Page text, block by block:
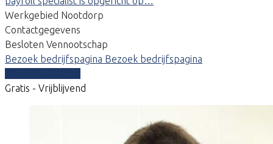
Werkgebied Nootdorp
Contactgegevens
Besloten Vennootschap
Bezoek bedrijfspagina Bezoek bedrijfspagina
Gratis - Vrijblijvend